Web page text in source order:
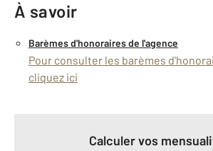
À savoir
Barèmes d'honoraires de l'agence
Pour consulter les barèmes
cliquez ici
Calculer vos